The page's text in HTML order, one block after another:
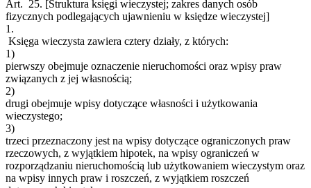
Art. 25. [Struktura księgi wieczystej; zakres danych osób
fizycznych podlegających ujawnieniu w księdze wieczystej]
1.
Księga wieczysta zawiera cztery działy, z których:
1)
pierwszy obejmuje oznaczenie nieruchomości oraz wpisy praw
związanych z jej własnością;
2)
drugi obejmuje wpisy dotyczące własności i użytkowania
wieczystego;
3)
trzeci przeznaczony jest na wpisy dotyczące ograniczonych praw
rzeczowych, z wyjątkiem hipotek, na wpisy ograniczeń w
rozporządzaniu nieruchomością lub użytkowaniem wieczystym oraz
na wpisy innych praw i roszczeń, z wyjątkiem roszczeń